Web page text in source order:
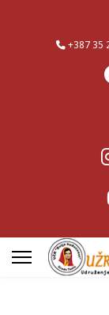
+387 35